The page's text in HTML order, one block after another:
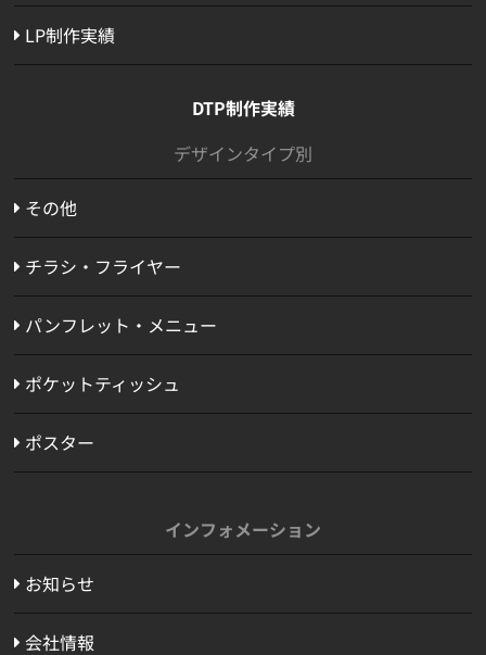
LP制作実績
DTP制作実績
デザインタイプ別
その他
チラシ・フライヤー
パンフレット・メニュー
ポケットティッシュ
ポスター
インフォメーション
お知らせ
会社情報